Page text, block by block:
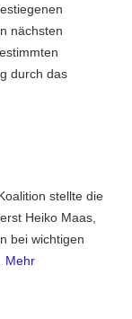
nächsten
durch das
stellte die
Heiko Maas,
bei wichtigen
Mehr